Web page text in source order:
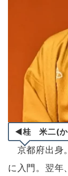
◀桂 米二(
京都府出身
に入門。翌年